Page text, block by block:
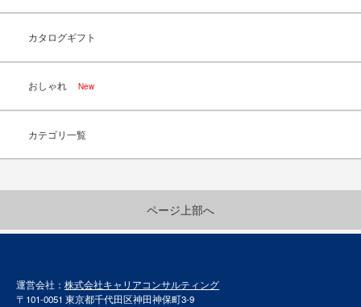
カタログギフト
おしゃれ New
カテゴリ一覧
ページ上部へ
運営会社：株式会社キャリアコンサルティング
〒101-0051 東京都千代田区神田神保町3-9